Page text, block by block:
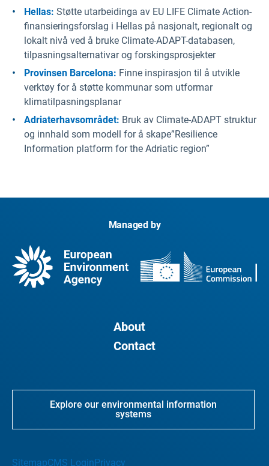
Hellas: Støtte utarbeidinga av EU LIFE Climate Action-
finansieringsforslag i Hellas på nasjonalt, regionalt og
lokalt nivå ved å bruke Climate-ADAPT-databasen,
tilpasningsalternativar og forskingsprosjekter
Provinsen Barcelona: Finne inspirasjon til å utvikle
verktøy for å støtte kommunar som utformar
klimatilpasningsplanar
Adriaterhavsområdet: Bruk av Climate-ADAPT struktur
og innhald som modell for å skape”Resilience
Information platform for the Adriatic region”
Managed by
About
Contact
Explore our environmental information
systems
SitemapCMS LoginPrivacy